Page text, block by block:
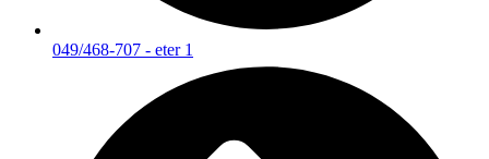
049/468-707 - eter 1